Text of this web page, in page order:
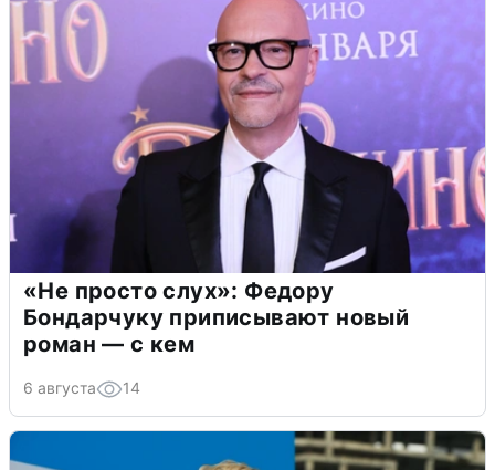
«Не просто слух»: Федору
Бондарчуку приписывают новый
роман — с кем
6 августа 14